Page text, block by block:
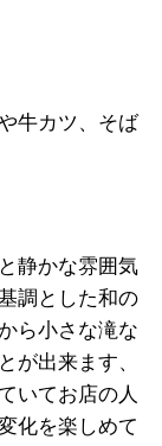
牛カツ、そば
静かな雰囲気
調とした和の
ら小さな滝な
が出来ます、
いてお店の人
化を楽しめて